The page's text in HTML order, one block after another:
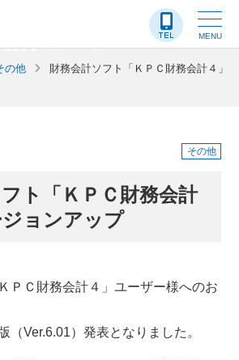
MENU
LR-ブログ
の他
財務会計ソフト「ＫＰＣ財務会計４」
その他
ト「ＫＰＣ財務会計
ョンアップ
ＰＣ財務会計４」ユーザー様へのお
（Ver.6.01）発表となりました。